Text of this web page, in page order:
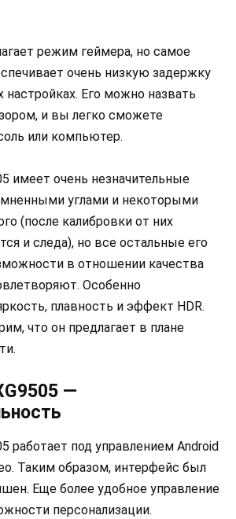
режим геймера, но самое
очень низкую задержку
Его можно назвать
и вы легко сможете
или компьютер.
имеет очень незначительные
углами и некоторыми
(после калибровки от них
и следа), но все остальные его
в отношении качества
Особенно
плавность и эффект HDR.
что он предлагает в плане
—
работает под управлением Android
Таким образом, интерфейс был
Еще более удобное управление
персонализации.